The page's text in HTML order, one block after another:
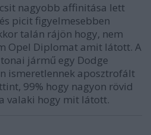
nagyobb affinitása lett
picit figyelmesebben
talán rájön hogy, nem
Opel Diplomat amit látott. A
jármű egy Dodge
ismeretlennek aposztrofált
99% hogy nagyon rövid
valaki hogy mit látott.